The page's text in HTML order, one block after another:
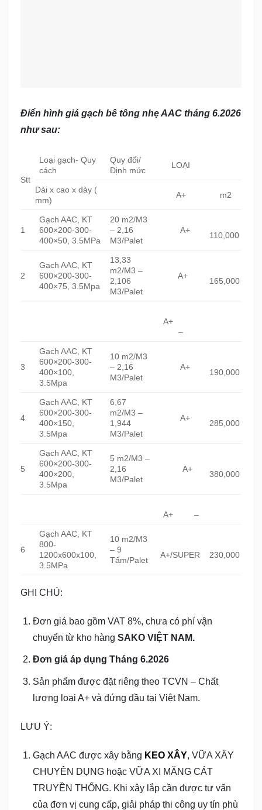
Điển hình giá gạch bê tông nhẹ AAC tháng 6.2026
như sau:
Stt
Loại gạch- Quy
cách
Quy đổi/
Định mức
LOẠI
Dài x cao x dày (
mm)
A+ m2
1
Gạch AAC, KT
600×200-300-
400×50, 3.5MPa
20 m2/M3
– 2,16
M3/Palet
A+
110,000
2
Gạch AAC, KT
600×200-300-
400×75, 3.5Mpa
13,33
m2/M3 –
2,106
M3/Palet
A+
165,000
A+
–
3
Gạch AAC, KT
600×200-300-
400×100,
3.5Mpa
10 m2/M3
– 2,16
M3/Palet
A+
190,000
4
Gạch AAC, KT
600×200-300-
400×150,
3.5Mpa
6,67
m2/M3 –
1,944
M3/Palet
A+
285,000
5
Gạch AAC, KT
600×200-300-
400×200,
3.5Mpa
5 m2/M3 –
2,16
M3/Palet
A+
380,000
A+ –
6
Gạch AAC, KT
800-
1200x600x100,
3.5MPa
10 m2/M3
– 9
Tấm/Palet
A+/SUPER 230,000
GHI CHÚ:
Đơn giá bao gồm VAT 8%, chưa có phí vận
chuyển từ kho hàng SAKO VIỆT NAM.
Đơn giá áp dụng Tháng 6.2026
Sản phẩm được đặt riêng theo TCVN – Chất
lượng loại A+ và đứng đầu tại Việt Nam.
LƯU Ý:
Gạch AAC được xây bằng KEO XÂY, VỮA XÂY
CHUYÊN DỤNG hoặc VỮA XI MĂNG CÁT
TRUYỀN THỐNG. Khi xây lắp cần được tư vấn
của đơn vị cung cấp, giải pháp thi công uy tín phù